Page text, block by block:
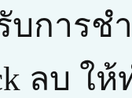
บการ
ลบ ใ